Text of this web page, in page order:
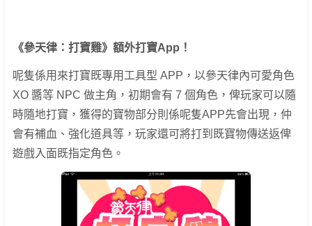
《參天律：打寶雞》額外打寶App！
呢隻係用來打寶既專用工具型 APP，以參天律內可愛角色
XO 醬等 NPC 做主角，初期會有 7 個角色，俾玩家可以隨
時隨地打寶，獲得的寶物部分則係呢隻APP先會出現，仲
會有補血、強化道具等，玩家還可將打到既寶物傳送返俾
遊戲入面既指定角色。